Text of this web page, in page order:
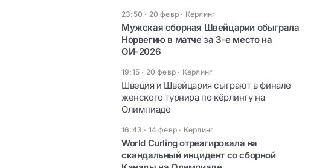
23:50 · 20 февр · Керлинг
Мужская сборная Швейцарии обыграла
Норвегию в матче за 3-е место на
ОИ-2026
19:15 · 20 февр · Керлинг
Швеция и Швейцария сыграют в финале
женского турнира по кёрлингу на
Олимпиаде
16:43 · 14 февр · Керлинг
World Curling отреагировала на
скандальный инцидент со сборной